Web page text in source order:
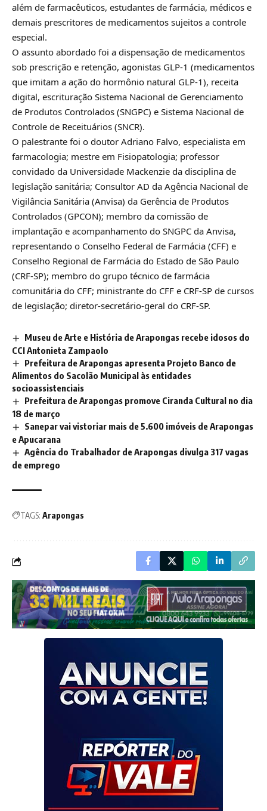
além de farmacêuticos, estudantes de farmácia, médicos e
demais prescritores de medicamentos sujeitos a controle
especial.
O assunto abordado foi a dispensação de medicamentos
sob prescrição e retenção, agonistas GLP-1 (medicamentos
que imitam a ação do hormônio natural GLP-1), receita
digital, escrituração Sistema Nacional de Gerenciamento
de Produtos Controlados (SNGPC) e Sistema Nacional de
Controle de Receituários (SNCR).
O palestrante foi o doutor Adriano Falvo, especialista em
farmacologia; mestre em Fisiopatologia; professor
convidado da Universidade Mackenzie da disciplina de
legislação sanitária; Consultor AD da Agência Nacional de
Vigilância Sanitária (Anvisa) da Gerência de Produtos
Controlados (GPCON); membro da comissão de
implantação e acompanhamento do SNGPC da Anvisa,
representando o Conselho Federal de Farmácia (CFF) e
Conselho Regional de Farmácia do Estado de São Paulo
(CRF-SP); membro do grupo técnico de farmácia
comunitária do CFF; ministrante do CFF e CRF-SP de cursos
de legislação; diretor-secretário-geral do CRF-SP.
Museu de Arte e História de Arapongas recebe idosos do
CCI Antonieta Zampaolo
Prefeitura de Arapongas apresenta Projeto Banco de
Alimentos do Sacolão Municipal às entidades
socioassistenciais
Prefeitura de Arapongas promove Ciranda Cultural no dia
18 de março
Sanepar vai vistoriar mais de 5.600 imóveis de Arapongas
e Apucarana
Agência do Trabalhador de Arapongas divulga 317 vagas
de emprego
TAGS: Arapongas